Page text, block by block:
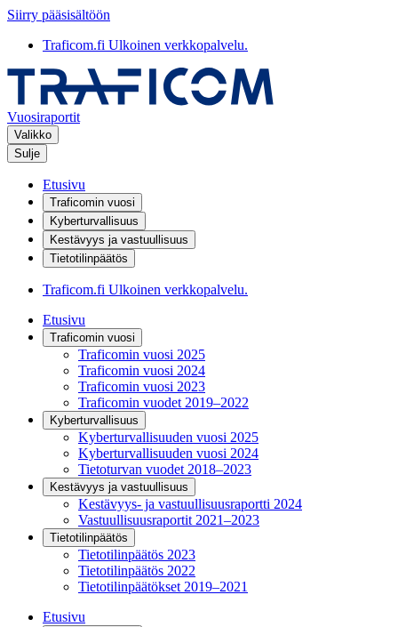
Siirry pääsisältöön
Traficom.fi Ulkoinen verkkopalvelu.
Vuosiraportit
Valikko
Sulje
Etusivu
Traficomin vuosi
Kyberturvallisuus
Kestävyys ja vastuullisuus
Tietotilinpäätös
Traficom.fi Ulkoinen verkkopalvelu.
Etusivu
Traficomin vuosi
Traficomin vuosi 2025
Traficomin vuosi 2024
Traficomin vuosi 2023
Traficomin vuodet 2019–2022
Kyberturvallisuus
Kyberturvallisuuden vuosi 2025
Kyberturvallisuuden vuosi 2024
Tietoturvan vuodet 2018–2023
Kestävyys ja vastuullisuus
Kestävyys- ja vastuullisuusraportti 2024
Vastuullisuusraportit 2021–2023
Tietotilinpäätös
Tietotilinpäätös 2023
Tietotilinpäätös 2022
Tietotilinpäätökset 2019–2021
Etusivu